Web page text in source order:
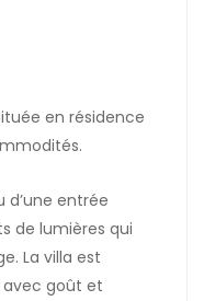
en résidence
entrée
de lumières qui
La villa est
goût et